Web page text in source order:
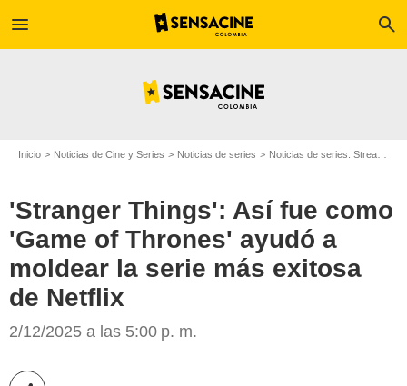
menu search
Inicio Noticias de Cine y Series Noticias de series Noticias de series: Streaming
'Stranger Things': Así fue como
'Game of Thrones' ayudó a
moldear la serie más exitosa
de Netflix
2/12/2025 a las 5:00 p. m.